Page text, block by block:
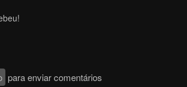
para enviar comentários